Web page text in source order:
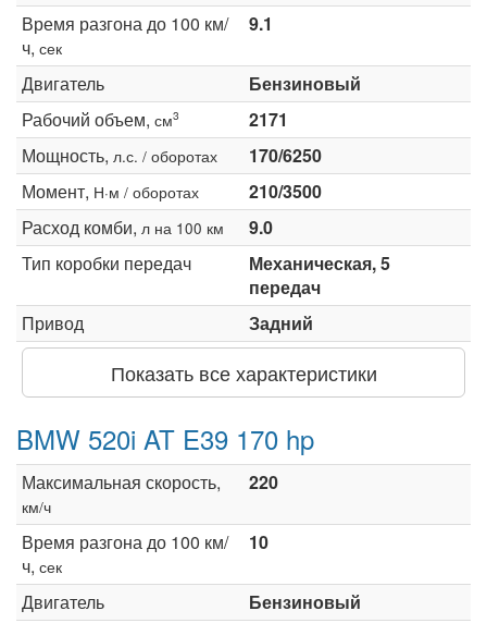
Время разгона до 100 км/
ч, сек
9.1
Двигатель
Бензиновый
Рабочий объем, см3
2171
Мощность, л.с. / оборотах
170/6250
Момент, Н·м / оборотах
210/3500
Расход комби, л на 100 км
9.0
Тип коробки передач
Механическая, 5
передач
Привод
Задний
Показать все характеристики
BMW 520i AT E39 170 hp
Максимальная скорость,
км/ч
220
Время разгона до 100 км/
ч, сек
10
Двигатель
Бензиновый